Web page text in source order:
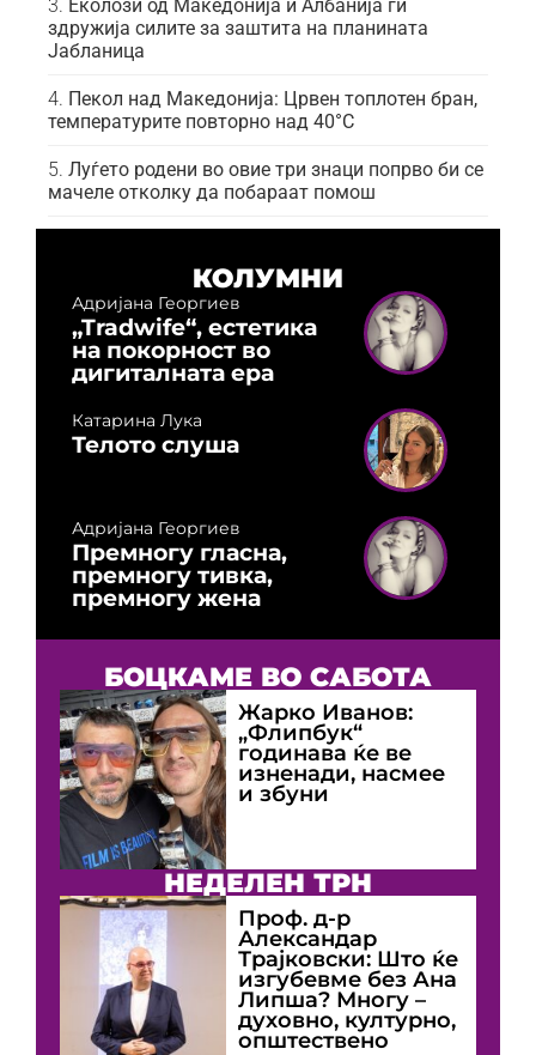
Еколози од Македонија и Албанија ги
здружија силите за заштита на планината
Јабланица
Пекол над Македонија: Црвен топлотен бран,
температурите повторно над 40°C
Луѓето родени во овие три знаци попрво би се
мачеле отколку да побараат помош
КОЛУМНИ
Адријана Георгиев
„Tradwife“, естетика
на покорност во
дигиталната ера
Катарина Лука
Телото слуша
Адријана Георгиев
Премногу гласна,
премногу тивка,
премногу жена
БОЦКАМЕ ВО САБОТА
Жарко Иванов:
„Флипбук“
годинава ќе ве
изненади, насмее
и збуни
НЕДЕЛЕН ТРН
Проф. д-р
Александар
Трајковски: Што ќе
изгубевме без Ана
Липша? Многу –
духовно, културно,
општествено